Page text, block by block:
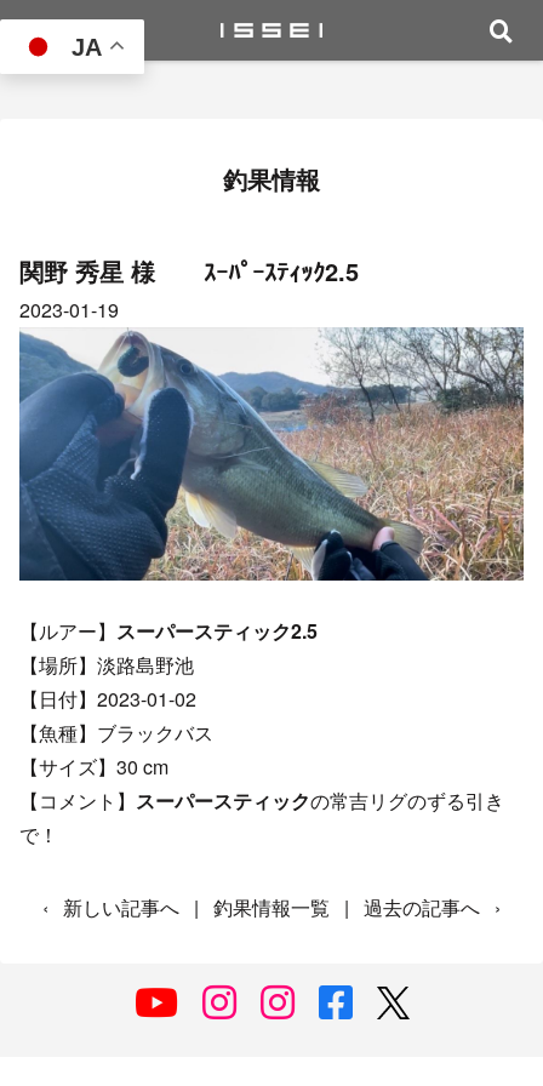
JA
釣果情報
関野 秀星 様 ｽｰﾊﾟｰｽﾃｨｯｸ2.5
2023-01-19
【ルアー】 スーパースティック2.5
【場所】淡路島野池
【日付】2023-01-02
【魚種】ブラックバス
【サイズ】30 cm
【コメント】 スーパースティックの常吉リグのずる引き
で！
‹ 新しい記事へ | 釣果情報一覧 | 過去の記事へ ›